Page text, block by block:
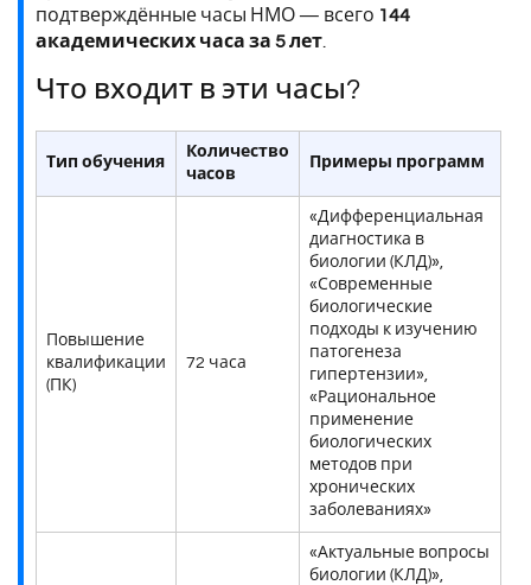
подтверждённые часы НМО — всего 144
академических часа за 5 лет
Что входит в эти часы?
Тип обучения
Количество
часов
Примеры программ
Повышение
квалификации
(ПК)
72 часа
«Дифференциальная
диагностика в
биологии (КЛД)»,
«Современные
биологические
подходы к изучению
патогенеза
гипертензии»,
«Рациональное
применение
биологических
методов при
хронических
заболеваниях»
«Актуальные вопросы
биологии (КЛД)»,